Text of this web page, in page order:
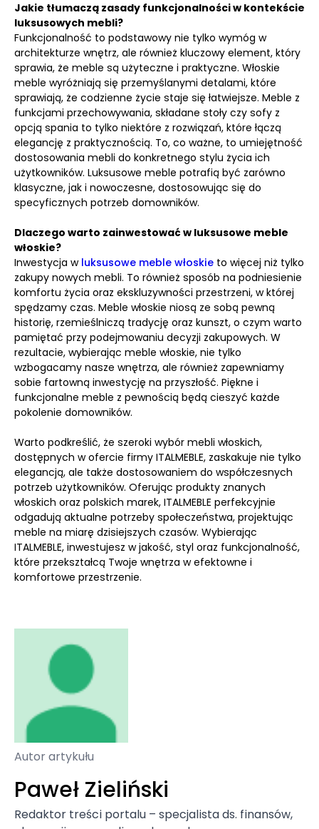
Jakie tłumaczą zasady funkcjonalności w kontekście
luksusowych mebli?
Funkcjonalność to podstawowy nie tylko wymóg w
architekturze wnętrz, ale również kluczowy element, który
sprawia, że meble są użyteczne i praktyczne. Włoskie
meble wyróżniają się przemyślanymi detalami, które
sprawiają, że codzienne życie staje się łatwiejsze. Meble z
funkcjami przechowywania, składane stoły czy sofy z
opcją spania to tylko niektóre z rozwiązań, które łączą
elegancję z praktycznością. To, co ważne, to umiejętność
dostosowania mebli do konkretnego stylu życia ich
użytkowników. Luksusowe meble potrafią być zarówno
klasyczne, jak i nowoczesne, dostosowując się do
specyficznych potrzeb domowników.
Dlaczego warto zainwestować w luksusowe meble
włoskie?
Inwestycja w luksusowe meble włoskie to więcej niż tylko
zakupy nowych mebli. To również sposób na podniesienie
komfortu życia oraz ekskluzywności przestrzeni, w której
spędzamy czas. Meble włoskie niosą ze sobą pewną
historię, rzemieślniczą tradycję oraz kunszt, o czym warto
pamiętać przy podejmowaniu decyzji zakupowych. W
rezultacie, wybierając meble włoskie, nie tylko
wzbogacamy nasze wnętrza, ale również zapewniamy
sobie fartowną inwestycję na przyszłość. Piękne i
funkcjonalne meble z pewnością będą cieszyć każde
pokolenie domowników.
Warto podkreślić, że szeroki wybór mebli włoskich,
dostępnych w ofercie firmy ITALMEBLE, zaskakuje nie tylko
elegancją, ale także dostosowaniem do współczesnych
potrzeb użytkowników. Oferując produkty znanych
włoskich oraz polskich marek, ITALMEBLE perfekcyjnie
odgadują aktualne potrzeby społeczeństwa, projektując
meble na miarę dzisiejszych czasów. Wybierając
ITALMEBLE, inwestujesz w jakość, styl oraz funkcjonalność,
które przekształcą Twoje wnętrza w efektowne i
komfortowe przestrzenie.
Autor artykułu
Paweł Zieliński
Redaktor treści portalu – specjalista ds. finansów,